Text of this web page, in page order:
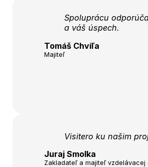
Spoluprácu
a váš úspech.
Tomáš Chvíľa
Majiteľ
Visitero ku našim
Juraj Smolka
Zakladateľ a majiteľ vzdelávacej